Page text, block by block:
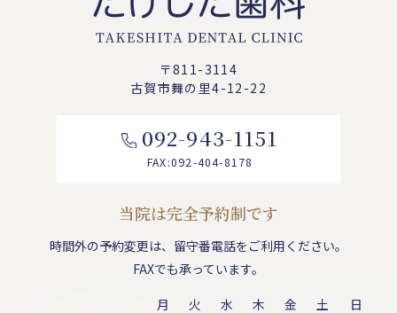
〒811-3114
古賀市舞の里4-12-22
092-943-1151
FAX:092-404-8178
当院は完全予約制です
時間外の予約変更は、 留守番電話をご利用ください。
FAXでも承っています。
月
火 水 木 金 土 日